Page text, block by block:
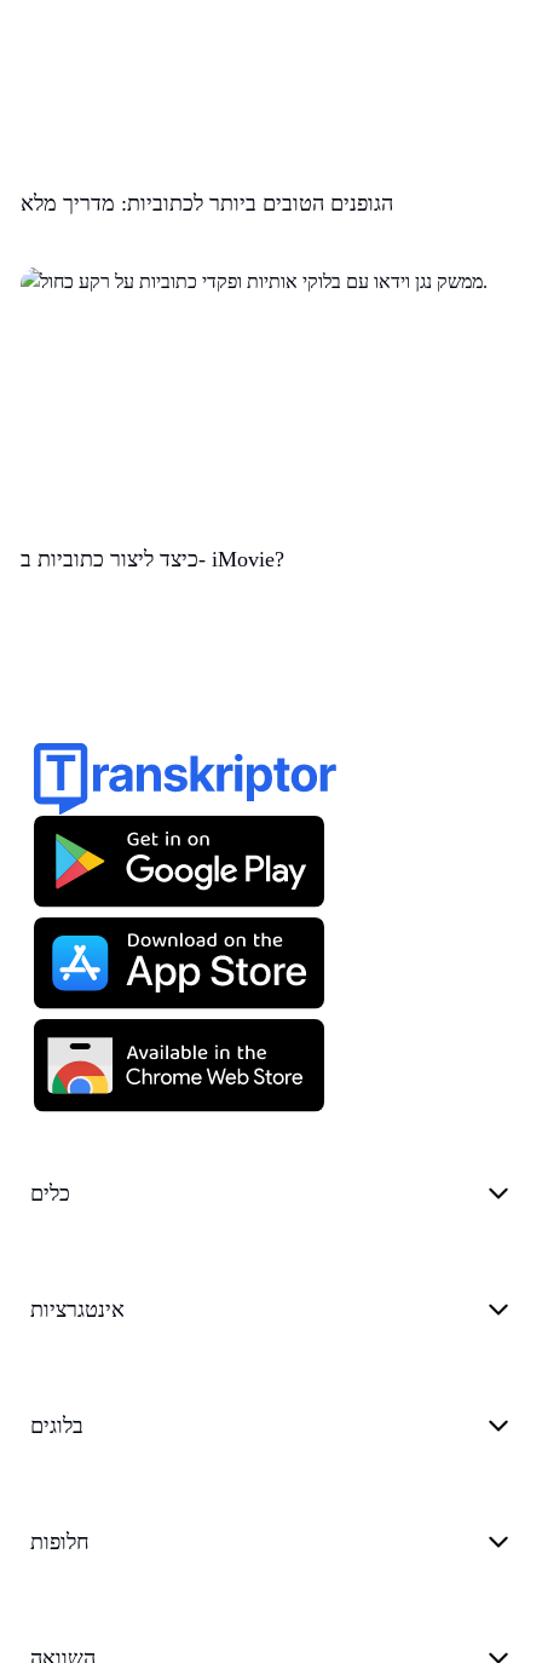
הגופנים הטובים ביותר לכתוביות: מדריך מלא
כיצד ליצור כתוביות ב- iMovie?
כלים
אינטגרציות
בלוגים
חלופות
השוואה